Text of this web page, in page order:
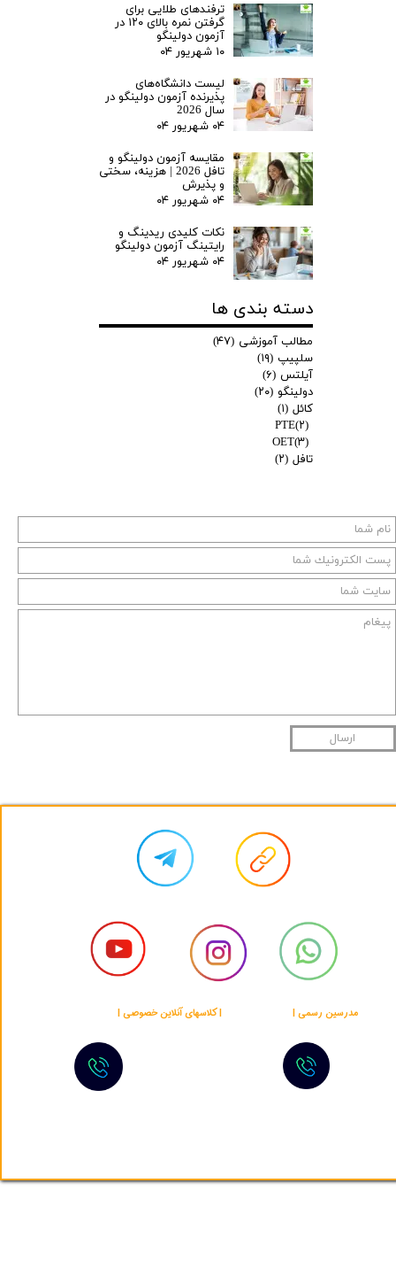
★★
ارسال
ترفندهای طلایی برای
گرفتن نمره بالای ۱۲۰ در
آزمون دولینگو
۱۰ شهریور ۰۴
لیست دانشگاه‌های
پذیرنده آزمون دولینگو در
سال 2026
۰۴ شهریور ۰۴
مقایسه آزمون دولینگو و
تافل 2026 | هزینه، سختی
و پذیرش
۰۴ شهریور ۰۴
نکات کلیدی ریدینگ و
رایتینگ آزمون دولینگو
۰۴ شهریور ۰۴
دسته بندی ها
مطالب آموزشی (۴۷)
سلپیپ (۱۹)
آیلتس (۶)
دولینگو (۲۰)
کائل (۱)
PTE(۲)
OET(۳)
تافل (۲)
​​مدرسین رسمی | | کلاسهای آنلاین خصوصی |